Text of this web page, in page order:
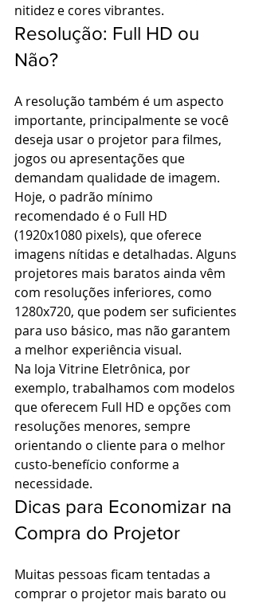
nitidez e cores vibrantes.
Resolução: Full HD ou
Não?
A resolução também é um aspecto
importante, principalmente se você
deseja usar o projetor para filmes,
jogos ou apresentações que
demandam qualidade de imagem.
Hoje, o padrão mínimo
recomendado é o Full HD
(1920x1080 pixels), que oferece
imagens nítidas e detalhadas. Alguns
projetores mais baratos ainda vêm
com resoluções inferiores, como
1280x720, que podem ser suficientes
para uso básico, mas não garantem
a melhor experiência visual.
Na loja Vitrine Eletrônica, por
exemplo, trabalhamos com modelos
que oferecem Full HD e opções com
resoluções menores, sempre
orientando o cliente para o melhor
custo-benefício conforme a
necessidade.
Dicas para Economizar na
Compra do Projetor
Muitas pessoas ficam tentadas a
comprar o projetor mais barato ou